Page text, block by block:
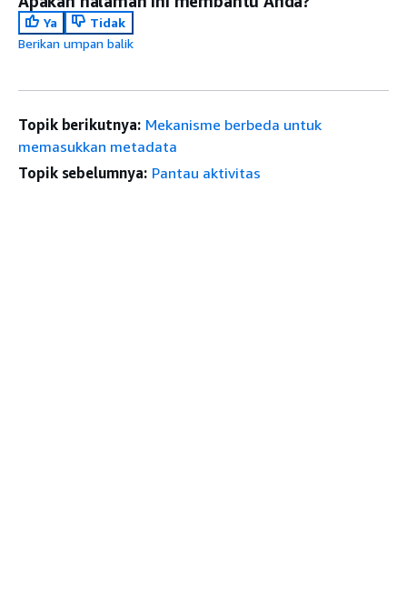
Ya
Tidak
Berikan umpan balik
Topik berikutnya: Mekanisme berbeda untuk
memasukkan metadata
Topik sebelumnya: Pantau aktivitas